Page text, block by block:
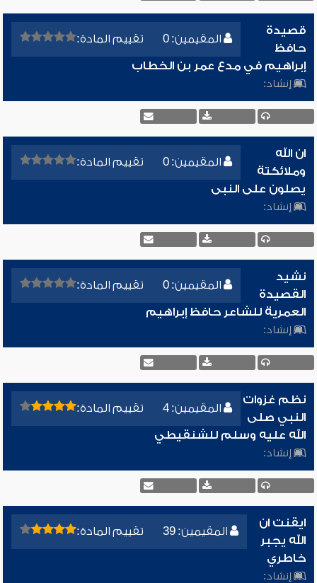
المقيمين: 0 تقييم المادة:
قصيدة
حافظ
إبراهيم في مدع عمر بن الخطاب
إنشاد:
المقيمين: 0 تقييم المادة:
ان الله
وملائكتة
يصلون على النبى
إنشاد:
المقيمين: 0 تقييم المادة:
نشيد
القصيدة
العمرية للشاعر حافظ إبراهيم
إنشاد:
المقيمين: 4 تقييم المادة:
نظم غزوات
النبي صلى
الله عليه وسلم للشنقيطي
إنشاد:
المقيمين: 39 تقييم المادة:
ايقنت ان
الله يجبر
خاطري
إنشاد: